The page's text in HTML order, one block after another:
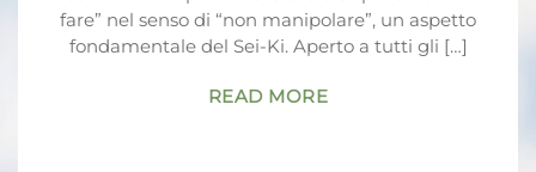
fare” nel senso di “non manipolare”, un aspetto
fondamentale del Sei-Ki. Aperto a tutti gli […]
READ MORE